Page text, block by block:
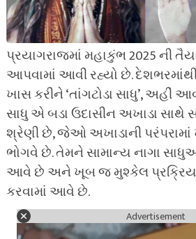
પ્રયાગરાજમાં મહાકુંભ 2025 ની
આપવામાં આવી રહ્યો છે.
ખાસ કરીને ‘તાંગટોડા સાધુ’, અહીં
સાધુ એ બડા ઉદાસીન અખાડા
શ્રેણી છે, જેઓ અખાડાની
ભોગવે છે. તેમને સામાન્ય નાગા
આવે છે અને ખૂબ જ મુશ્કેલ પ્રક્રિયા
કરવામાં આવે છે.
Advertisement